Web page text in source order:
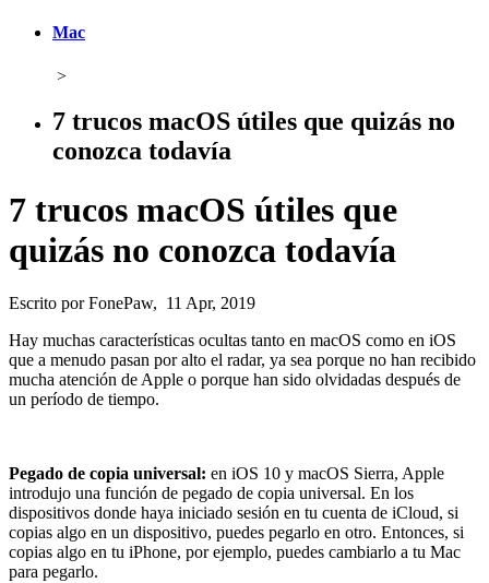
Mac
>
7 trucos macOS útiles que quizás no
conozca todavía
7 trucos macOS útiles que
quizás no conozca todavía
Escrito por FonePaw, 11 Apr, 2019
Hay muchas características ocultas tanto en macOS como en iOS
que a menudo pasan por alto el radar, ya sea porque no han recibido
mucha atención de Apple o porque han sido olvidadas después de
un período de tiempo.
Pegado de copia universal: en iOS 10 y macOS Sierra, Apple
introdujo una función de pegado de copia universal. En los
dispositivos donde haya iniciado sesión en tu cuenta de iCloud, si
copias algo en un dispositivo, puedes pegarlo en otro. Entonces, si
copias algo en tu iPhone, por ejemplo, puedes cambiarlo a tu Mac
para pegarlo.